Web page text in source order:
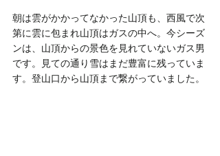
朝は雲がかかってなかった山頂も、西風で次
第に雲に包まれ山頂はガスの中へ。今シーズ
ンは、山頂からの景色を見れていないガス男
です。見ての通り雪はまだ豊富に残っていま
す。登山口から山頂まで繋がっていました。